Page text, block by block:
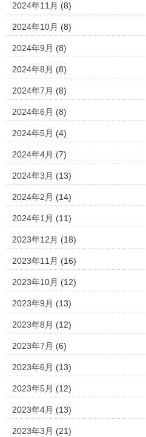
2024年11月 (8)
2024年10月 (8)
2024年9月 (8)
2024年8月 (8)
2024年7月 (8)
2024年6月 (8)
2024年5月 (4)
2024年4月 (7)
2024年3月 (13)
2024年2月 (14)
2024年1月 (11)
2023年12月 (18)
2023年11月 (16)
2023年10月 (12)
2023年9月 (13)
2023年8月 (12)
2023年7月 (6)
2023年6月 (13)
2023年5月 (12)
2023年4月 (13)
2023年3月 (21)